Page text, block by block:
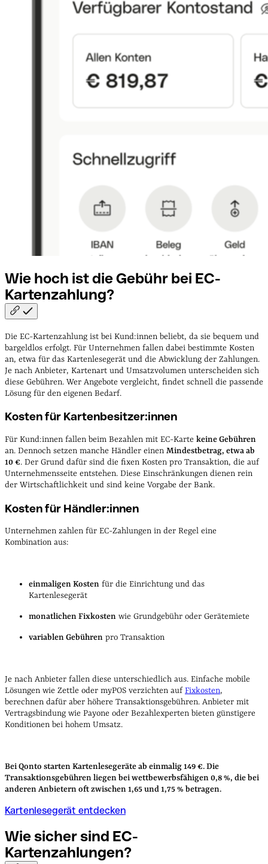
Wie hoch ist die Gebühr bei EC-
Kartenzahlung?
Die EC-Kartenzahlung ist bei Kund:innen beliebt, da sie bequem und
bargeldlos erfolgt. Für Unternehmen fallen dabei bestimmte Kosten
an, etwa für das Kartenlesegerät und die Abwicklung der Zahlungen.
Je nach Anbieter, Kartenart und Umsatzvolumen unterscheiden sich
diese Gebühren. Wer Angebote vergleicht, findet schnell die passende
Lösung für den eigenen Bedarf.
Kosten für Kartenbesitzer:innen
Für Kund:innen fallen beim Bezahlen mit EC-Karte keine Gebühren
an. Dennoch setzen manche Händler einen Mindestbetrag, etwa ab
10 €. Der Grund dafür sind die fixen Kosten pro Transaktion, die auf
Unternehmensseite entstehen. Diese Einschränkungen dienen rein
der Wirtschaftlichkeit und sind keine Vorgabe der Bank.
Kosten für Händler:innen
Unternehmen zahlen für EC-Zahlungen in der Regel eine
Kombination aus:
einmaligen Kosten für die Einrichtung und das
Kartenlesegerät
monatlichen Fixkosten wie Grundgebühr oder Gerätemiete
variablen Gebühren pro Transaktion
Je nach Anbieter fallen diese unterschiedlich aus. Einfache mobile
Lösungen wie Zettle oder myPOS verzichten aufFixkosten,
berechnen dafür aber höhere Transaktionsgebühren. Anbieter mit
Vertragsbindung wie Payone oder Bezahlexperten bieten günstigere
Konditionen bei hohem Umsatz.
Bei Qonto starten Kartenlesegeräte ab einmalig 149 €. Die
Transaktionsgebühren liegen bei wettbewerbsfähigen 0,8 %, die bei
anderen Anbietern oft zwischen 1,65 und 1,75 % betragen.
Kartenlesegerät entdecken
Wie sicher sind EC-
Kartenzahlungen?